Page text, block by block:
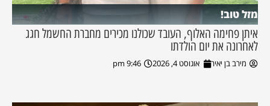
מזל טוב!
איתן פחימה האלוף, העובד שכולנו מכירים מחברת החשמל חגג
לאחרונה את יום הולדתו
מירב בן יאיר אוגוסט 4, 2026 9:46 pm